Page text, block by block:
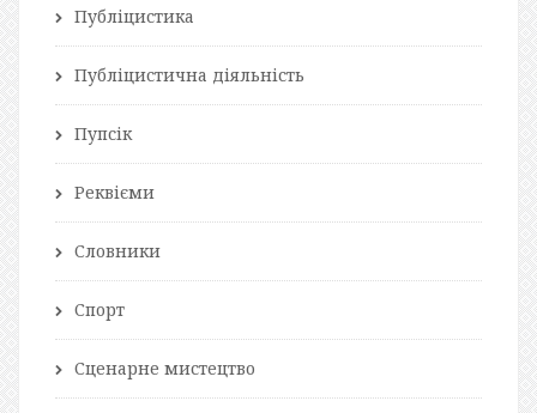
Публіцистика
Публіцистична діяльність
Пупсік
Реквієми
Словники
Спорт
Сценарне мистецтво